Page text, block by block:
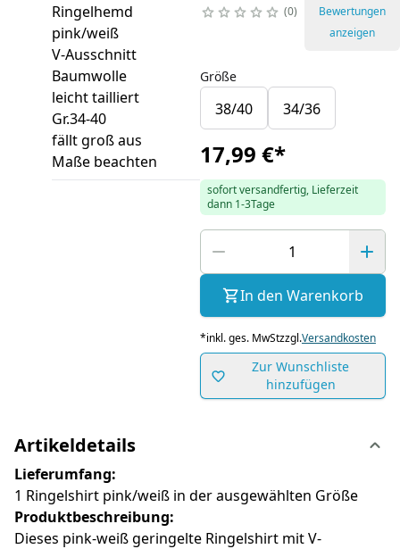
Ringelhemd
pink/weiß
V-Ausschnitt
Baumwolle
leicht tailliert
Gr.34-40
fällt groß aus
Maße beachten
0
Bewertungen
anzeigen
Größe
38/40 34/36
17,99 €*
sofort versandfertig, Lieferzeit
dann 1-3Tage
In den Warenkorb
*inkl. ges. MwStzzgl.Versandkosten
Zur Wunschliste
hinzufügen
Artikeldetails
Lieferumfang:
1 Ringelshirt pink/weiß in der ausgewählten Größe
Produktbeschreibung:
Dieses pink-weiß geringelte Ringelshirt mit V-